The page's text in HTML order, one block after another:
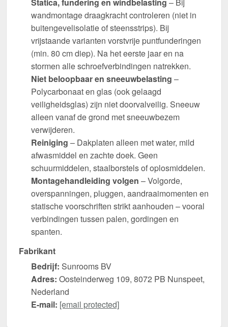
wandmontage draagkracht controleren (niet in
buitengevelisolatie of steensstrips). Bij
vrijstaande varianten vorstvrije puntfunderingen
(min. 80 cm diep). Na het eerste jaar en na
stormen alle schroefverbindingen natrekken.
Niet beloopbaar en sneeuwbelasting –
Polycarbonaat en glas (ook gelaagd
veiligheidsglas) zijn niet doorvalveilig. Sneeuw
alleen vanaf de grond met sneeuwbezem
verwijderen.
Reiniging – Dakplaten alleen met water, mild
afwasmiddel en zachte doek. Geen
schuurmiddelen, staalborstels of oplosmiddelen.
Montagehandleiding volgen – Volgorde,
overspanningen, pluggen, aandraaimomenten en
statische voorschriften strikt aanhouden – vooral
verbindingen tussen palen, gordingen en
spanten.
Fabrikant
Bedrijf: Sunrooms BV
Adres: Oosteinderweg 109, 8072 PB Nunspeet,
Nederland
E-mail: [email protected]